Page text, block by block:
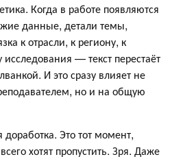
Когда в работе появляются
данные, детали темы,
к отрасли, к региону, к
— текст перестаёт
И это сразу влияет не
но и на общую
Это тот момент,
хотят пропустить. Зря. Даже